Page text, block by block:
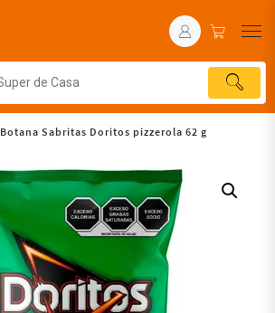
Botana Sabritas Doritos pizzerola 62 g